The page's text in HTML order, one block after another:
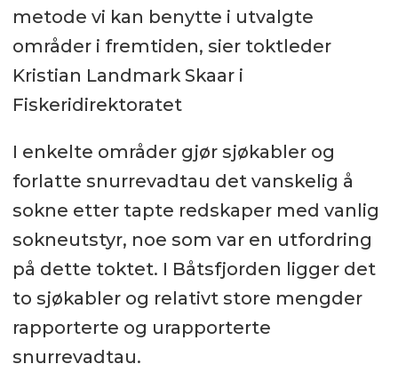
metode vi kan benytte i utvalgte
områder i fremtiden, sier toktleder
Kristian Landmark Skaar i
Fiskeridirektoratet
I enkelte områder gjør sjøkabler og
forlatte snurrevadtau det vanskelig å
sokne etter tapte redskaper med vanlig
sokneutstyr, noe som var en utfordring
på dette toktet. I Båtsfjorden ligger det
to sjøkabler og relativt store mengder
rapporterte og urapporterte
snurrevadtau.